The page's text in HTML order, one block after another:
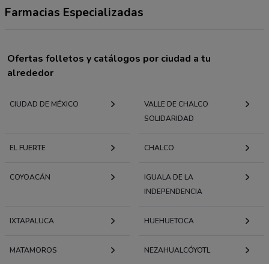
Farmacias Especializadas
Ofertas folletos y catálogos por ciudad a tu
alrededor
CIUDAD DE MÉXICO
VALLE DE CHALCO
SOLIDARIDAD
EL FUERTE CHALCO
COYOACÁN
IGUALA DE LA
INDEPENDENCIA
IXTAPALUCA HUEHUETOCA
MATAMOROS NEZAHUALCÓYOTL